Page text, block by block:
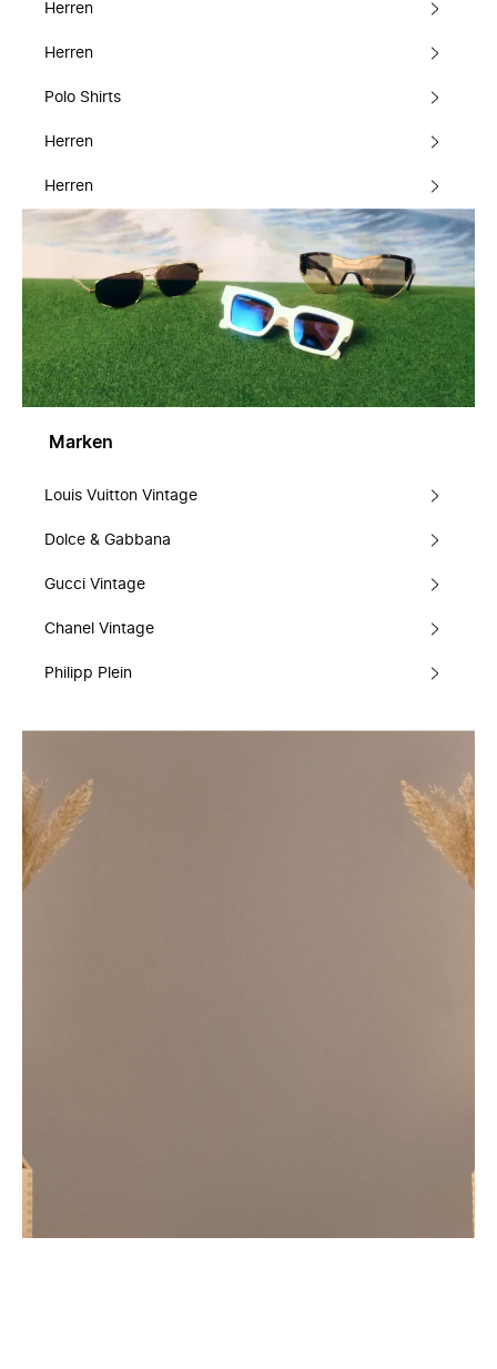
Herren
Herren
Polo Shirts
Herren
Herren
Marken
Louis Vuitton Vintage
Dolce & Gabbana
Gucci Vintage
Chanel Vintage
Philipp Plein